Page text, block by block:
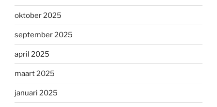
oktober 2025
september 2025
april 2025
maart 2025
januari 2025